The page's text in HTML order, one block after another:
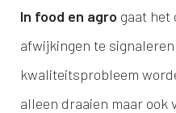
In food en agro gaat het
afwijkingen te
kwaliteitsprobleem
alleen draaien maar ook